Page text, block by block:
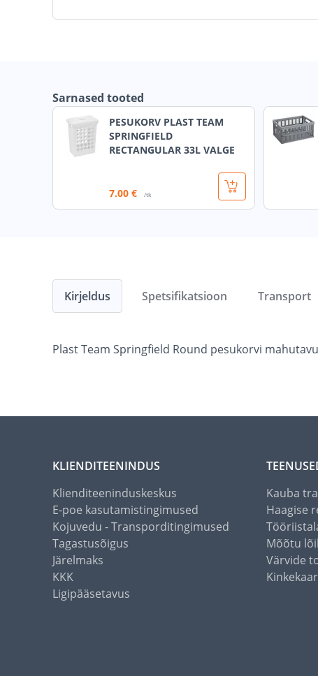
Sarnased tooted
PESUKORV PLAST TEAM
SPRINGFIELD
RECTANGULAR 33L VALGE
7.00 € /tk
Kirjeldus
Plast Team Springfield Round pesukorvi
Spetsifikatsioon Transport
KLIENDITEENINDUS
Klienditeeninduskeskus
E-poe kasutamistingimused
Kojuvedu - Transporditingimused
Tagastusõigus
Järelmaks
KKK
Ligipääsetavus
Kauba
Haagise
Mõõtu
Värvide